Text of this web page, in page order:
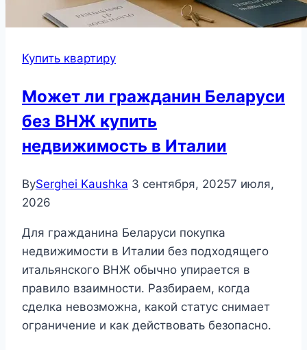
Купить квартиру
Может ли гражданин Беларуси
без ВНЖ купить
недвижимость в Италии
BySerghei Kaushka 3 сентября, 20257 июля,
2026
Для гражданина Беларуси покупка
недвижимости в Италии без подходящего
итальянского ВНЖ обычно упирается в
правило взаимности. Разбираем, когда
сделка невозможна, какой статус снимает
ограничение и как действовать безопасно.